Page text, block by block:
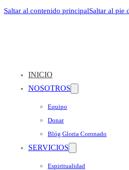
Saltar al contenido principalSaltar al pie
INICIO
NOSOTROS
Equipo
Donar
Blóg Gloria Coronado
SERVICIOS
Espiritualidad